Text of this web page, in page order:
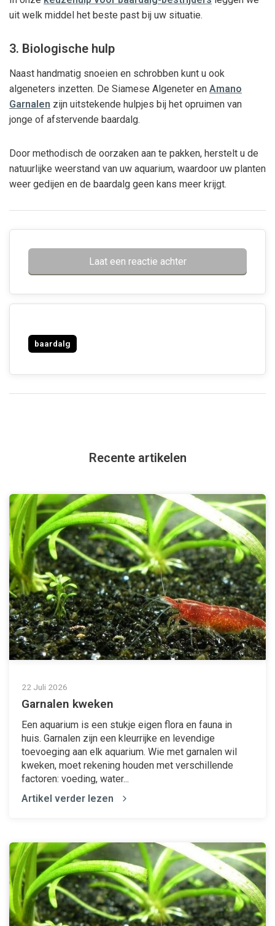
uit welk middel het beste past bij uw situatie.
3. Biologische hulp
Naast handmatig snoeien en schrobben kunt u ook
algeneters inzetten. De Siamese Algeneter en Amano
Garnalen zijn uitstekende hulpjes bij het opruimen van
jonge of afstervende baardalg.
Door methodisch de oorzaken aan te pakken, herstelt u de
natuurlijke weerstand van uw aquarium, waardoor uw planten
weer gedijen en de baardalg geen kans meer krijgt.
Laat een reactie achter
baardalg
Recente artikelen
22 Juli 2026
Garnalen kweken
Een aquarium is een stukje eigen flora en fauna in
huis. Garnalen zijn een kleurrijke en levendige
toevoeging aan elk aquarium. Wie met garnalen wil
kweken, moet rekening houden met verschillende
factoren: voeding, water...
Artikel verder lezen